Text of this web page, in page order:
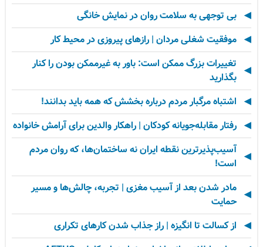
بی توجهی به سلامت روان در نمایش خانگی
موفقیت شغلی مردان | رازهای پیروزی در محیط کار
تغییرات بزرگ ممکن است: باور به غیرممکن بودن را کنار
بگذارید
اشتباه مرگبار مردم درباره بخشش که همه باید بدانند!
رفتار مقابله‌جویانه کودکان | راهکار والدین برای آرامش خانواده
آسیب‌پذیرترین نقطه ایران نه ساختمان‌ها، که روان مردم
است!
مادر شدن بعد از آسیب مغزی | تجربه، چالش‌ها و مسیر
حمایت
از کسالت تا انگیزه | راز جذاب شدن کارهای تکراری